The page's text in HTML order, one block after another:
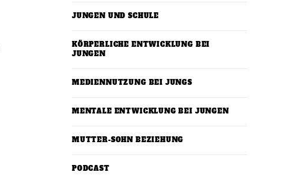
JUNGEN UND SCHULE
KÖRPERLICHE ENTWICKLUNG BEI
JUNGEN
MEDIENNUTZUNG BEI JUNGS
MENTALE ENTWICKLUNG BEI JUNGEN
MUTTER-SOHN BEZIEHUNG
PODCAST